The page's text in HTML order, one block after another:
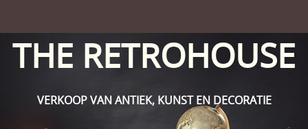
THE RETROHOUSE
VERKOOP VAN ANTIEK, KUNST EN DECORATIE